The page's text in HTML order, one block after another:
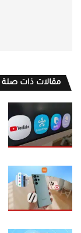
مقالات ذات صلة